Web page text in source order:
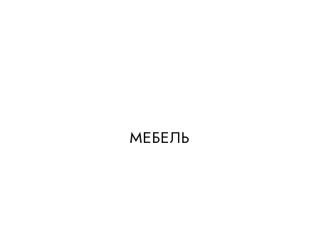
МЕБЕЛЬ